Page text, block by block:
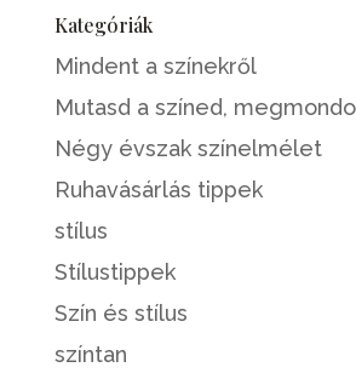
Kategóriák
Mindent a színekről
Mutasd a színed,
Négy évszak színelmélet
Ruhavásárlás tippek
stílus
Stílustippek
Szín és stílus
színtan